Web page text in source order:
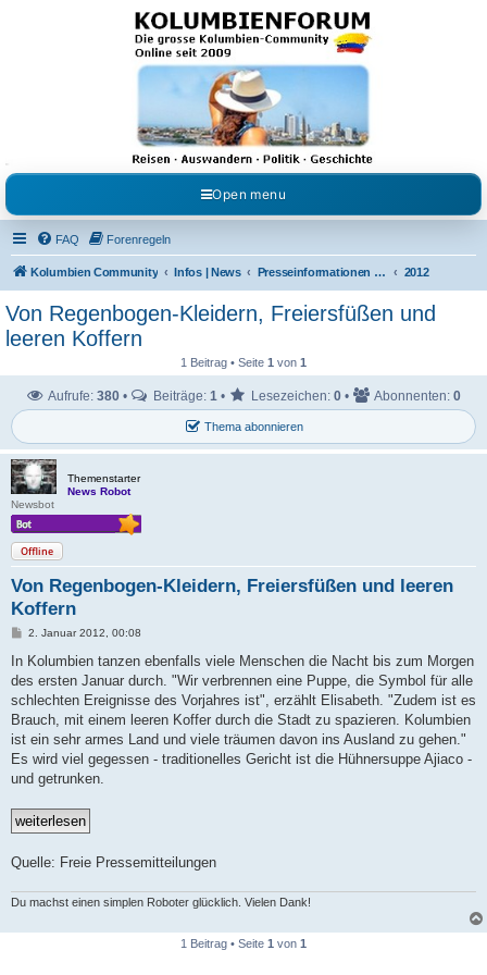
Kolumbienforum - Das
grosse Forum der
Freunde Kolumbiens
Reisen, Auswandern, Kultur, Politik, Geschichte und Visum in Kolumbien und Venezuela.
Austausch, Erfahrungen und Gemeinschaft im Kolumbienforum
Open menu
FAQ Forenregeln
Kolumbien Community Infos | News Presseinformationen & Neuigkeiten 2012
Von Regenbogen-Kleidern, Freiersfüßen und
leeren Koffern
1 Beitrag • Seite 1 von 1
Thema abonnieren
Aufrufe: 380 • Beiträge: 1 • Lesezeichen: 0 • Abonnenten: 0
Themenstarter
News Robot
Newsbot
Offline
Von Regenbogen-Kleidern, Freiersfüßen und leeren
Koffern
B
r
a
2. Januar 2012, 00:08
In Kolumbien tanzen ebenfalls viele Menschen die Nacht bis zum Morgen
des ersten Januar durch. "Wir verbrennen eine Puppe, die Symbol für alle
schlechten Ereignisse des Vorjahres ist", erzählt Elisabeth. "Zudem ist es
Brauch, mit einem leeren Koffer durch die Stadt zu spazieren. Kolumbien
ist ein sehr armes Land und viele träumen davon ins Ausland zu gehen."
Es wird viel gegessen - traditionelles Gericht ist die Hühnersuppe Ajiaco -
und getrunken.
Quelle: Freie Pressemitteilungen
Du machst einen simplen Roboter glücklich. Vielen Dank!
1 Beitrag • Seite 1 von 1